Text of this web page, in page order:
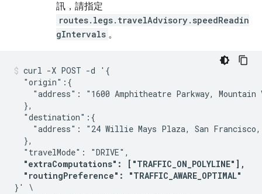
訊，請指定
routes.legs.travelAdvisory.speedReadin
gIntervals 。
curl -X POST -d '{
  "origin":{
"address": "1600 Amphitheatre Parkway, Mountain
  },
  "destination":{
"address": "24 Willie Mays Plaza, San
  },
  "travelMode": "DRIVE",
"extraComputations": ["TRAFFIC_ON_POLYLINE"],
  "routingPreference": "TRAFFIC_AWARE_OPTIMAL"
}' \